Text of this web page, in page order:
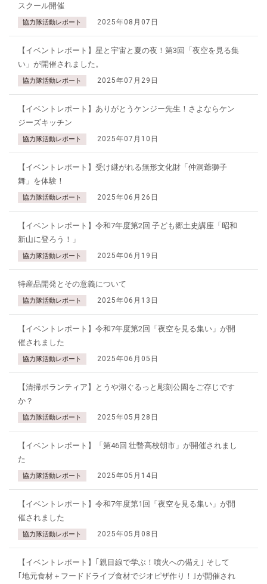
スクール開催
協力隊活動レポート 2025年08月07日
【イベントレポート】星と宇宙と夏の夜！第3回「夜空を見る集
い」が開催されました。
協力隊活動レポート 2025年07月29日
【イベントレポート】ありがとうケンジー先生！さよならケン
ジーズキッチン
協力隊活動レポート 2025年07月10日
【イベントレポート】受け継がれる無形文化財「仲洞爺獅子
舞」を体験！
協力隊活動レポート 2025年06月26日
【イベントレポート】令和7年度第2回 子ども郷土史講座「昭和
新山に登ろう！」
協力隊活動レポート 2025年06月19日
特産品開発とその意義について
協力隊活動レポート 2025年06月13日
【イベントレポート】令和7年度第2回「夜空を見る集い」が開
催されました
協力隊活動レポート 2025年06月05日
【清掃ボランティア】とうや湖ぐるっと彫刻公園をご存じです
か？
協力隊活動レポート 2025年05月28日
【イベントレポート】「第46回 壮瞥高校朝市」が開催されまし
た
協力隊活動レポート 2025年05月14日
【イベントレポート】令和7年度第1回「夜空を見る集い」が開
催されました
協力隊活動レポート 2025年05月08日
【イベントレポート】｢親目線で学ぶ！噴火への備え｣ そして
｢地元食材＋フードドライブ食材でジオピザ作り！｣が開催され